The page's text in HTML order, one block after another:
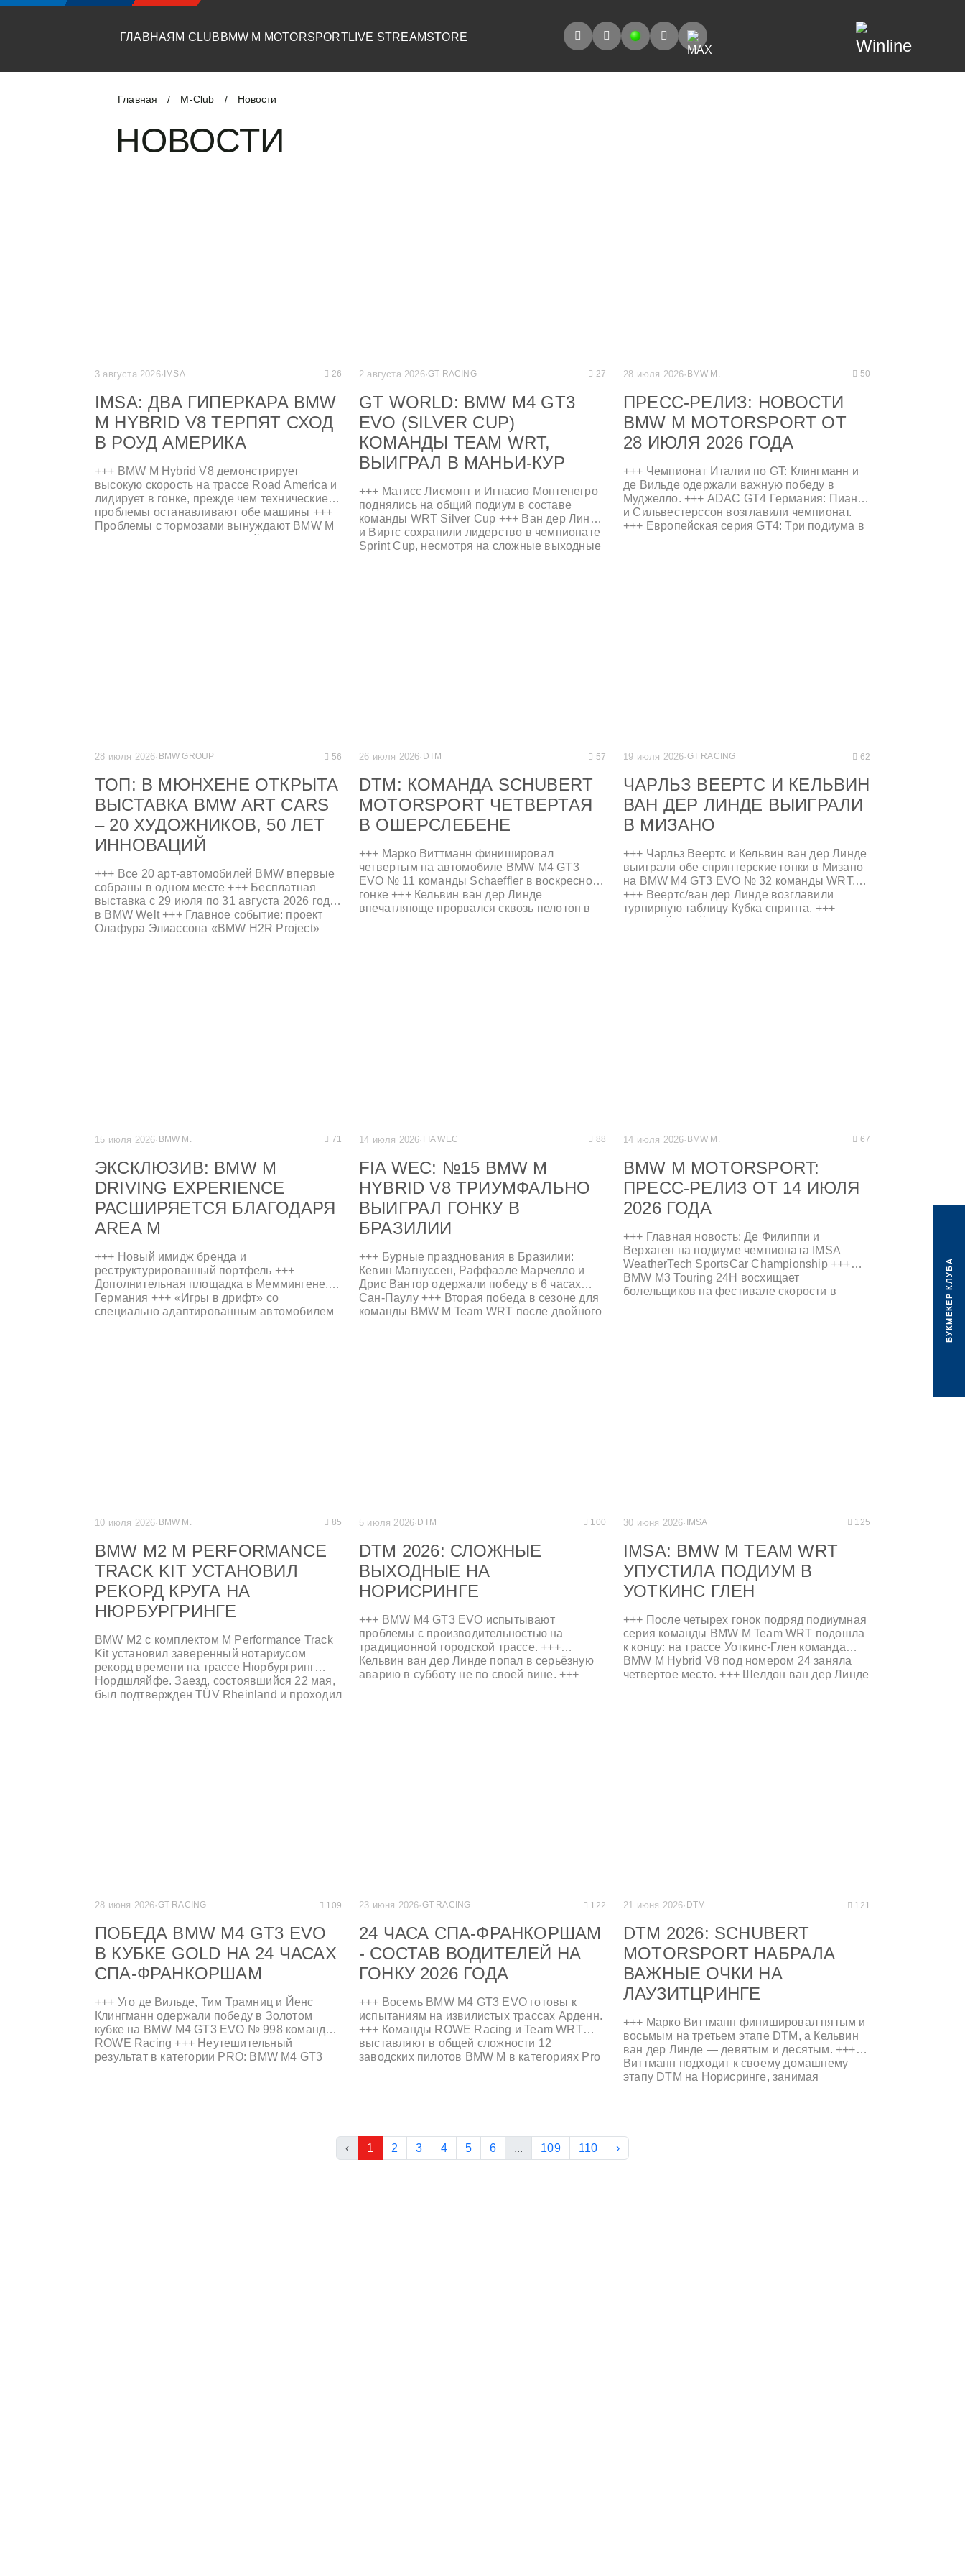
БУКМЕКЕР КЛУБА
ГЛАВНАЯ M CLUB BMW M MOTORSPORTLIVE STREAMSTORE
Главная / M-Club / Новости
НОВОСТИ
3 августа 2026·IMSA 26
IMSA: ДВА ГИПЕРКАРА BMW
M HYBRID V8 ТЕРПЯТ СХОД
В РОУД АМЕРИКА
+++ BMW M Hybrid V8 демонстрирует
высокую скорость на трассе Road America и
лидирует в гонке, прежде чем технические
проблемы останавливают обе машины +++
Проблемы с тормозами вынуждают BMW M
2 августа 2026·GT RACING 27
GT WORLD: BMW M4 GT3
EVO (SILVER CUP)
КОМАНДЫ TEAM WRT,
ВЫИГРАЛ В МАНЬИ-КУР
+++ Матисс Лисмонт и Игнасио Монтенегро
поднялись на общий подиум в составе
команды WRT Silver Cup +++ Ван дер Линде
и Виртс сохранили лидерство в чемпионате
Sprint Cup, несмотря на сложные выходные
28 июля 2026· BMW M. 50
ПРЕСС-РЕЛИЗ: НОВОСТИ
BMW M MOTORSPORT ОТ
28 ИЮЛЯ 2026 ГОДА
+++ Чемпионат Италии по GT: Клингманн и
де Вильде одержали важную победу в
Муджелло. +++ ADAC GT4 Германия: Пиана
и Сильвестерссон возглавили чемпионат.
+++ Европейская серия GT4: Три подиума в
28 июля 2026· BMW GROUP 56
ТОП: В МЮНХЕНЕ ОТКРЫТА
ВЫСТАВКА BMW ART CARS
– 20 ХУДОЖНИКОВ, 50 ЛЕТ
ИННОВАЦИЙ
+++ Все 20 арт-автомобилей BMW впервые
собраны в одном месте +++ Бесплатная
выставка с 29 июля по 31 августа 2026 года
в BMW Welt +++ Главное событие: проект
Олафура Элиассона «BMW H2R Project»
26 июля 2026· DTM 57
DTM: КОМАНДА SCHUBERT
MOTORSPORT ЧЕТВЕРТАЯ
В ОШЕРСЛЕБЕНЕ
+++ Марко Виттманн финишировал
четвертым на автомобиле BMW M4 GT3
EVO № 11 команды Schaeffler в воскресной
гонке +++ Кельвин ван дер Линде
впечатляюще прорвался сквозь пелотон в
19 июля 2026·GT RACING 62
ЧАРЛЬЗ ВЕЕРТС И КЕЛЬВИН
ВАН ДЕР ЛИНДЕ ВЫИГРАЛИ
В МИЗАНО
+++ Чарльз Веертс и Кельвин ван дер Линде
выиграли обе спринтерские гонки в Мизано
на BMW M4 GT3 EVO № 32 команды WRT.
+++ Веертс/ван дер Линде возглавили
турнирную таблицу Кубка спринта. +++
15 июля 2026· BMW M. 71
ЭКСКЛЮЗИВ: BMW M
DRIVING EXPERIENCE
РАСШИРЯЕТСЯ БЛАГОДАРЯ
AREA M
+++ Новый имидж бренда и
реструктурированный портфель +++
Дополнительная площадка в Меммингене,
Германия +++ «Игры в дрифт» со
специально адаптированным автомобилем
14 июля 2026· FIA WEC 88
FIA WEC: №15 BMW M
HYBRID V8 ТРИУМФАЛЬНО
ВЫИГРАЛ ГОНКУ В
БРАЗИЛИИ
+++ Бурные празднования в Бразилии:
Кевин Магнуссен, Раффаэле Марчелло и
Дрис Вантор одержали победу в 6 часах
Сан-Паулу +++ Вторая победа в сезоне для
команды BMW M Team WRT после двойного
14 июля 2026· BMW M. 67
BMW M MOTORSPORT:
ПРЕСС-РЕЛИЗ ОТ 14 ИЮЛЯ
2026 ГОДА
+++ Главная новость: Де Филиппи и
Верхаген на подиуме чемпионата IMSA
WeatherTech SportsCar Championship +++
BMW M3 Touring 24H восхищает
болельщиков на фестивале скорости в
10 июля 2026· BMW M. 85
BMW M2 M PERFORMANCE
TRACK KIT УСТАНОВИЛ
РЕКОРД КРУГА НА
НЮРБУРГРИНГЕ
BMW M2 с комплектом M Performance Track
Kit установил заверенный нотариусом
рекорд времени на трассе Нюрбургринг
Нордшляйфе. Заезд, состоявшийся 22 мая,
был подтвержден TÜV Rheinland и проходил
5 июля 2026·DTM 100
DTM 2026: СЛОЖНЫЕ
ВЫХОДНЫЕ НА
НОРИСРИНГЕ
+++ BMW M4 GT3 EVO испытывают
проблемы с производительностью на
традиционной городской трассе. +++
Кельвин ван дер Линде попал в серьёзную
аварию в субботу не по своей вине. +++
30 июня 2026· IMSA 125
IMSA: BMW M TEAM WRT
УПУСТИЛА ПОДИУМ В
УОТКИНС ГЛЕН
+++ После четырех гонок подряд подиумная
серия команды BMW M Team WRT подошла
к концу: на трассе Уоткинс-Глен команда
BMW M Hybrid V8 под номером 24 заняла
четвертое место. +++ Шелдон ван дер Линде
28 июня 2026·GT RACING 109
ПОБЕДА BMW M4 GT3 EVO
В КУБКЕ GOLD НА 24 ЧАСАХ
СПА-ФРАНКОРШАМ
+++ Уго де Вильде, Тим Трамниц и Йенс
Клингманн одержали победу в Золотом
кубке на BMW M4 GT3 EVO № 998 команды
ROWE Racing +++ Неутешительный
результат в категории PRO: BMW M4 GT3
23 июня 2026·GT RACING 122
24 ЧАСА СПА-ФРАНКОРШАМ
- СОСТАВ ВОДИТЕЛЕЙ НА
ГОНКУ 2026 ГОДА
+++ Восемь BMW M4 GT3 EVO готовы к
испытаниям на извилистых трассах Арденн.
+++ Команды ROWE Racing и Team WRT
выставляют в общей сложности 12
заводских пилотов BMW M в категориях Pro
21 июня 2026· DTM 121
DTM 2026: SCHUBERT
MOTORSPORT НАБРАЛА
ВАЖНЫЕ ОЧКИ НА
ЛАУЗИТЦРИНГЕ
+++ Марко Виттманн финишировал пятым и
восьмым на третьем этапе DTM, а Кельвин
ван дер Линде — девятым и десятым. +++
Виттманн подходит к своему домашнему
этапу DTM на Норисринге, занимая
воскресную гонку. +++
‹ 1 2 3 4 5 6 ... 109 110 ›